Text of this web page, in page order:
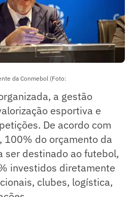
da Conmebol (Foto:
a gestão
esportiva e
De acordo com
100% do orçamento da
ser destinado ao futebol,
investidos diretamente
clubes, logística,